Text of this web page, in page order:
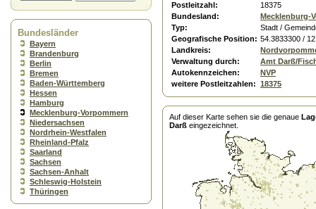
Bundesländer
Bayern
Brandenburg
Berlin
Bremen
Baden-Württemberg
Hessen
Hamburg
Mecklenburg-Vorpommern
Niedersachsen
Nordrhein-Westfalen
Rheinland-Pfalz
Saarland
Sachsen
Sachsen-Anhalt
Schleswig-Holstein
Thüringen
Postleitzahl:
18375
Bundesland:
Mecklenburg-
Typ:
Stadt /
Geografische Position: 54.3833300 /
Landkreis:
Verwaltung durch:
Amt Darß/
Autokennzeichen:
NVP
weitere Postleitzahlen: 18375
Auf dieser Karte sehen sie die genaue
Darß eingezeichnet.